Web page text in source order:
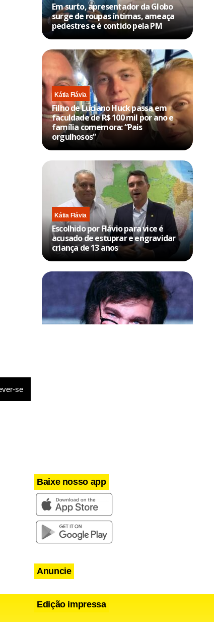
Em surto, apresentador da Globo
surge de roupas íntimas, ameaça
pedestres e é contido pela PM
Kátia Flávia
Filho de Luciano Huck passa em
faculdade de R$ 100 mil por ano e
família comemora: “Pais
orgulhosos”
Kátia Flávia
Escolhido por Flávio para vice é
acusado de estuprar e engravidar
criança de 13 anos
Baixe nosso app
Anuncie
Edição impressa